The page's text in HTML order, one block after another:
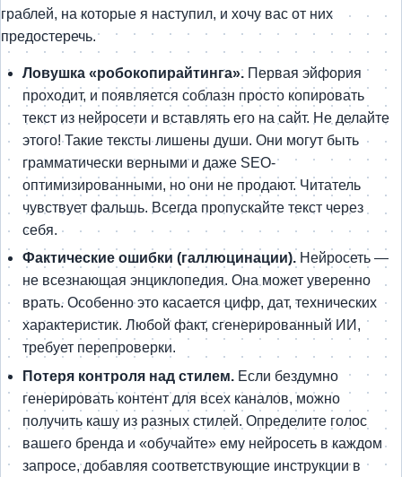
граблей, на которые я наступил, и хочу вас от них
предостеречь.
Ловушка «робокопирайтинга». Первая эйфория
проходит, и появляется соблазн просто копировать
текст из нейросети и вставлять его на сайт. Не делайте
этого! Такие тексты лишены души. Они могут быть
грамматически верными и даже SEO-
оптимизированными, но они не продают. Читатель
чувствует фальшь. Всегда пропускайте текст через
себя.
Фактические ошибки (галлюцинации). Нейросеть —
не всезнающая энциклопедия. Она может уверенно
врать. Особенно это касается цифр, дат, технических
характеристик. Любой факт, сгенерированный ИИ,
требует перепроверки.
Потеря контроля над стилем. Если бездумно
генерировать контент для всех каналов, можно
получить кашу из разных стилей. Определите голос
вашего бренда и «обучайте» ему нейросеть в каждом
запросе, добавляя соответствующие инструкции в